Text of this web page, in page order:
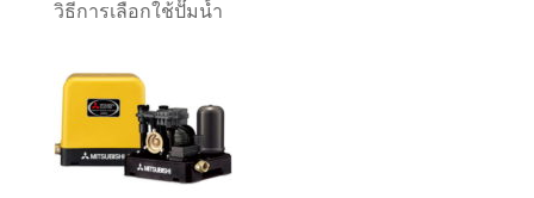
วิธีการเลือกใช้ปั๊มน้ำ